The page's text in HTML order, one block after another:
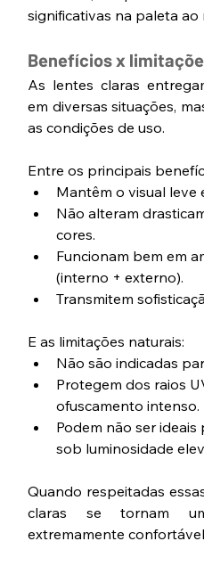
significativas na paleta ao
Benefícios x
As lentes claras
em diversas situações,
as condições de uso.
Entre os principais
Mantêm o visual leve
Não alteram
cores.
Funcionam bem em
(interno + externo).
Transmitem
E as limitações naturais:
Não são indicadas
Protegem dos raios
ofuscamento intenso.
Podem não ser
sob luminosidade
Quando respeitadas
claras se tornam
extremamente